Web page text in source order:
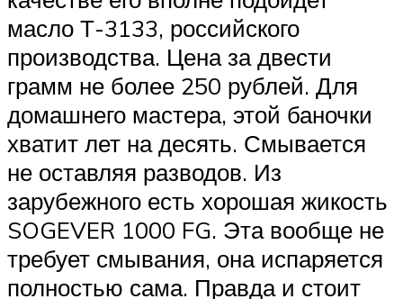
масло Т-3133, российского
производства. Цена за двести
грамм не более 250 рублей. Для
домашнего мастера, этой баночки
хватит лет на десять. Смывается
не оставляя разводов. Из
зарубежного есть хорошая жикость
SOGEVER 1000 FG. Эта вообще не
требует смывания, она испаряется
полностью сама. Правда и стоит